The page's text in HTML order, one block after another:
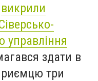
викрили
управління
здати в
три